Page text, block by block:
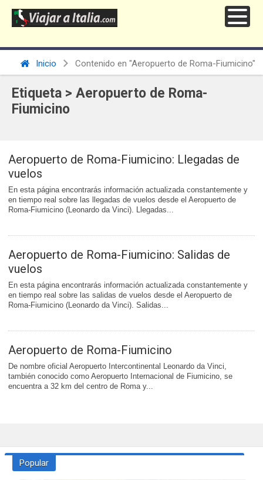
Inicio Contenido en "Aeropuerto de Roma-Fiumicino"
Etiqueta > Aeropuerto de Roma-
Fiumicino
Aeropuerto de Roma-Fiumicino: Llegadas de
vuelos
En esta página encontrarás información actualizada constantemente y
en tiempo real sobre las llegadas de vuelos desde el Aeropuerto de
Roma-Fiumicino (Leonardo da Vinci). Llegadas...
Aeropuerto de Roma-Fiumicino: Salidas de
vuelos
En esta página encontrarás información actualizada constantemente y
en tiempo real sobre las salidas de vuelos desde el Aeropuerto de
Roma-Fiumicino (Leonardo da Vinci). Salidas...
Aeropuerto de Roma-Fiumicino
De nombre oficial Aeropuerto Intercontinental Leonardo da Vinci,
también conocido como Aeropuerto Internacional de Fiumicino, se
encuentra a 32 km del centro de Roma y...
Popular